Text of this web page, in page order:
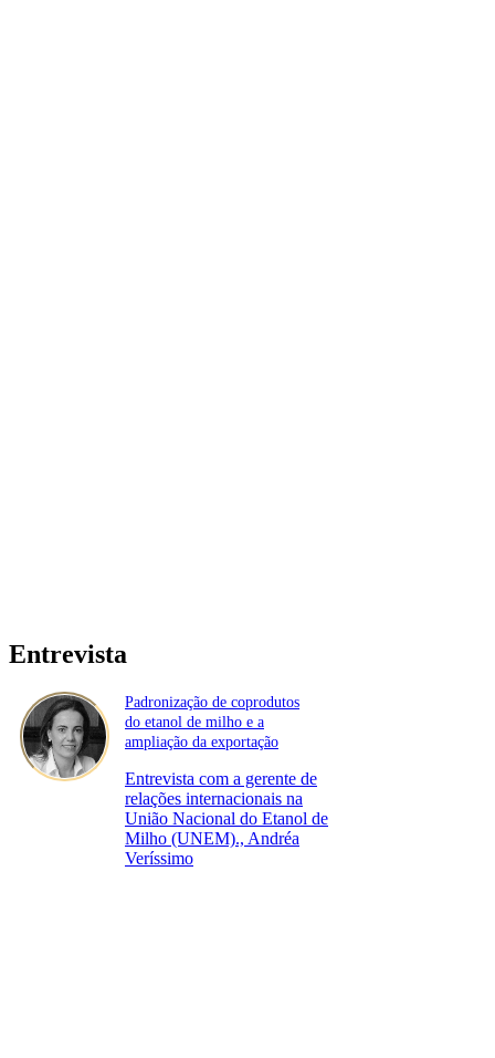
Entrevista
Padronização de coprodutos
do etanol de milho e a
ampliação da exportação
Entrevista com a gerente de
relações internacionais na
União Nacional do Etanol de
Milho (UNEM)., Andréa
Veríssimo